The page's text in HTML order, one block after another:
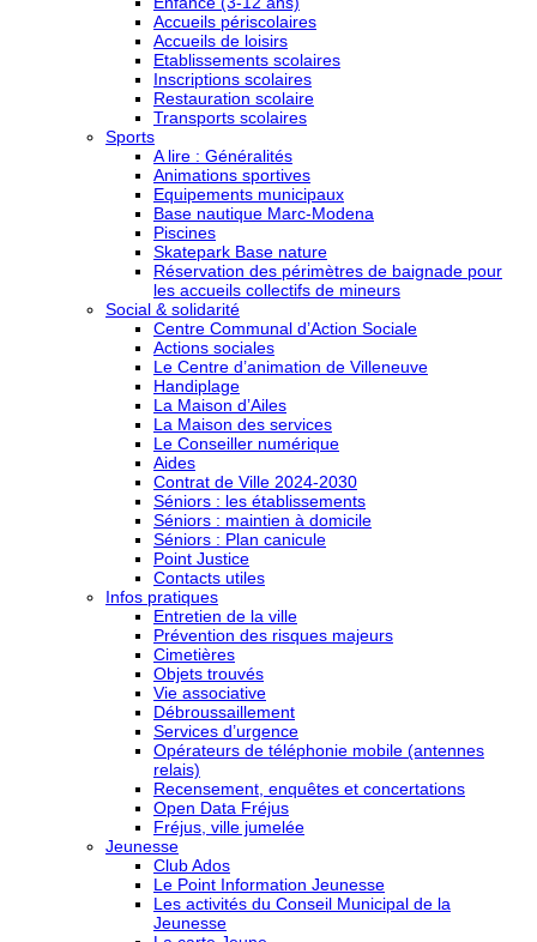
Accueils périscolaires
Accueils de loisirs
Etablissements scolaires
Inscriptions scolaires
Restauration scolaire
Transports scolaires
Sports
A lire : Généralités
Animations sportives
Equipements municipaux
Base nautique Marc-Modena
Piscines
Skatepark Base nature
Réservation des périmètres de baignade pour
les accueils collectifs de mineurs
Social & solidarité
Centre Communal d’Action Sociale
Actions sociales
Le Centre d’animation de Villeneuve
Handiplage
La Maison d’Ailes
La Maison des services
Le Conseiller numérique
Aides
Contrat de Ville 2024-2030
Séniors : les établissements
Séniors : maintien à domicile
Séniors : Plan canicule
Point Justice
Contacts utiles
Infos pratiques
Entretien de la ville
Prévention des risques majeurs
Cimetières
Objets trouvés
Vie associative
Débroussaillement
Services d’urgence
Opérateurs de téléphonie mobile (antennes
relais)
Recensement, enquêtes et concertations
Open Data Fréjus
Fréjus, ville jumelée
Jeunesse
Club Ados
Le Point Information Jeunesse
Les activités du Conseil Municipal de la
Jeunesse